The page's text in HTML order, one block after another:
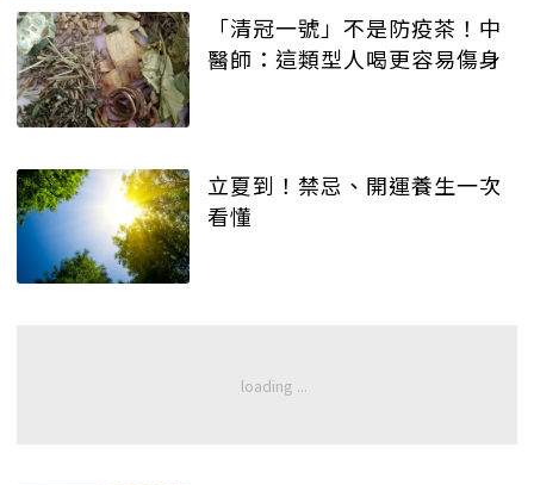
「清冠一號」不是防疫茶！中
醫師：這類型人喝更容易傷身
立夏到！禁忌、開運養生一次
看懂